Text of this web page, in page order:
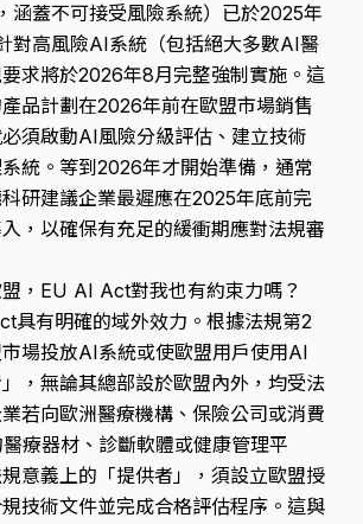
涵蓋不可接受風險系統）已於2025年
對高風險AI系統（包括絕大多數AI醫
求將於2026年8月完整強制實施。這
品計劃在2026年前在歐盟市場銷售
須啟動AI風險分級評估、建立技術
統。等到2026年才開始準備，通常
研建議企業最遲應在2025年底前完
，以確保有充足的緩衝期應對法規審
，EU AI Act對我也有約束力嗎？
具有明確的域外效力。根據法規第2
場投放AI系統或使歐盟用戶使用AI
，無論其總部設於歐盟內外，均受法
若向歐洲醫療機構、保險公司或消費
療器材、診斷軟體或健康管理平
意義上的「提供者」，須設立歐盟授
技術文件並完成合格評估程序。這與